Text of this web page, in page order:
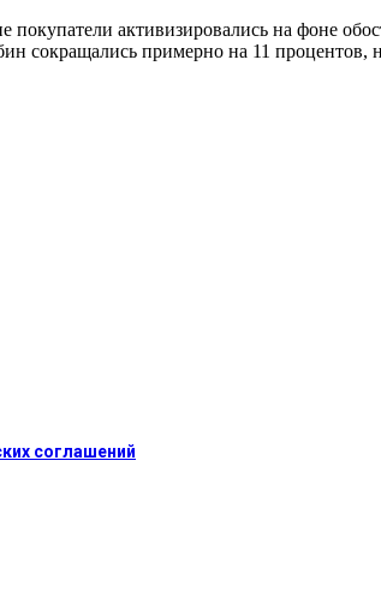
покупатели активизировались на фоне
сокращались примерно на 11 процентов,
соглашений